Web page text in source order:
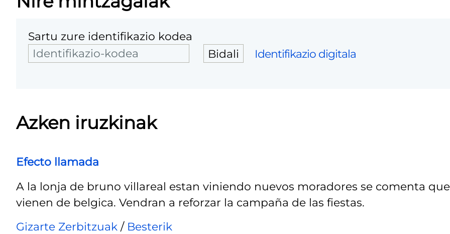
Sartu zure identifikazio kodea
Identifikazio digitala
Azken iruzkinak
Efecto llamada
A la lonja de bruno villareal estan viniendo nuevos moradores se comenta que
vienen de belgica. Vendran a reforzar la campaña de las fiestas.
Gizarte Zerbitzuak / Besterik